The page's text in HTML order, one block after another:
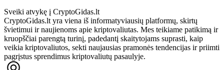
Sveiki atvykę į CryptoGidas.lt
CryptoGidas.lt yra viena iš informatyviausių platformų, skirtų
švietimui ir naujienoms apie kriptovaliutas. Mes teikiame patikimą ir
kruopščiai parengtą turinį, padedantį skaitytojams suprasti, kaip
veikia kriptovaliutos, sekti naujausias pramonės tendencijas ir priimti
pagrįstus sprendimus kriptovaliutų pasaulyje.